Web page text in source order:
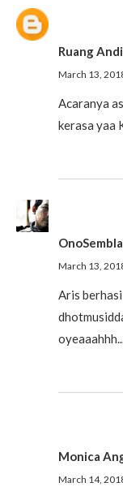
Ruang
March 13,
Acaranya
kerasa yaa
March 13,
Aris
Monica
March 14,